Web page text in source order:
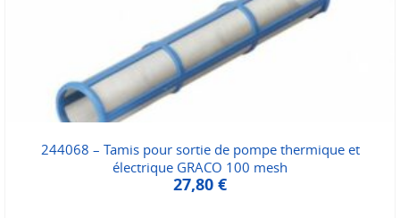
244068 – Tamis pour sortie de pompe thermique et
électrique GRACO 100 mesh
27,80 €